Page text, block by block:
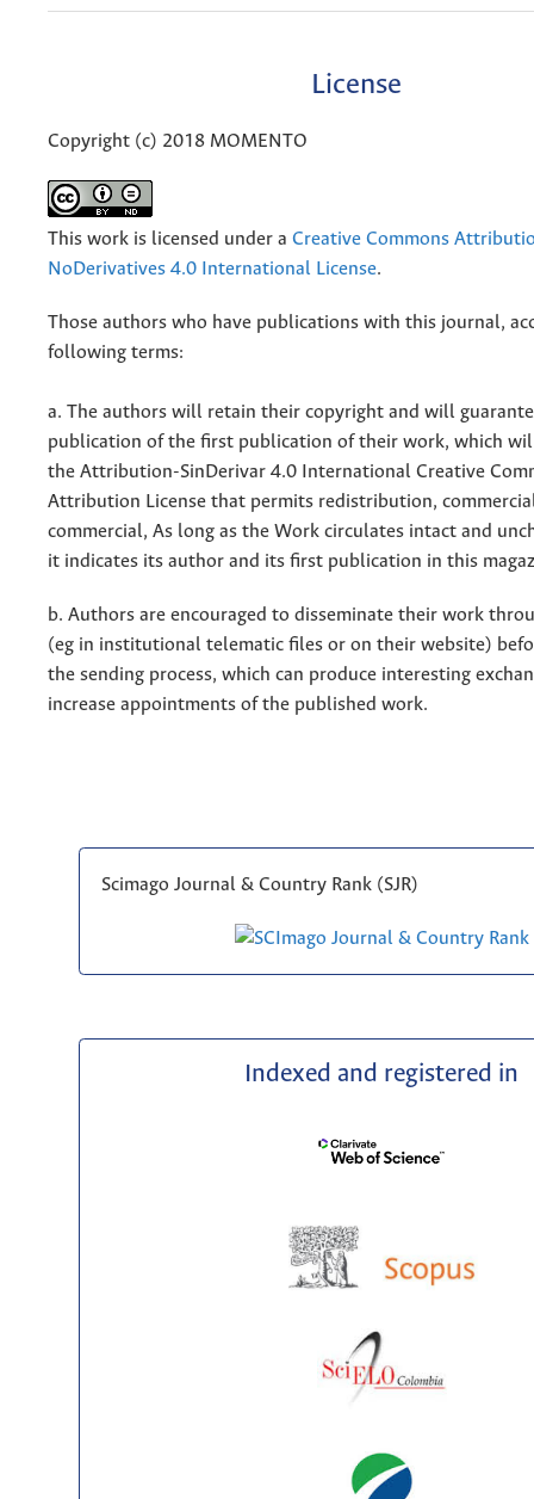
License
Copyright (c) 2018 MOMENTO
This work is licensed under a Creative Commons
NoDerivatives 4.0 International License.
Those authors who have publications with this journal,
following terms:
a. The authors will retain their copyright and will
publication of the first publication of their work, which
the Attribution-SinDerivar 4.0 International Creative
Attribution License that permits redistribution,
commercial, As long as the Work circulates intact and
it indicates its author and its first publication in this
b. Authors are encouraged to disseminate their work
(eg in institutional telematic files or on their website)
the sending process, which can produce interesting
increase appointments of the published work.
Scimago Journal & Country Rank (SJR)
Indexed and registered in